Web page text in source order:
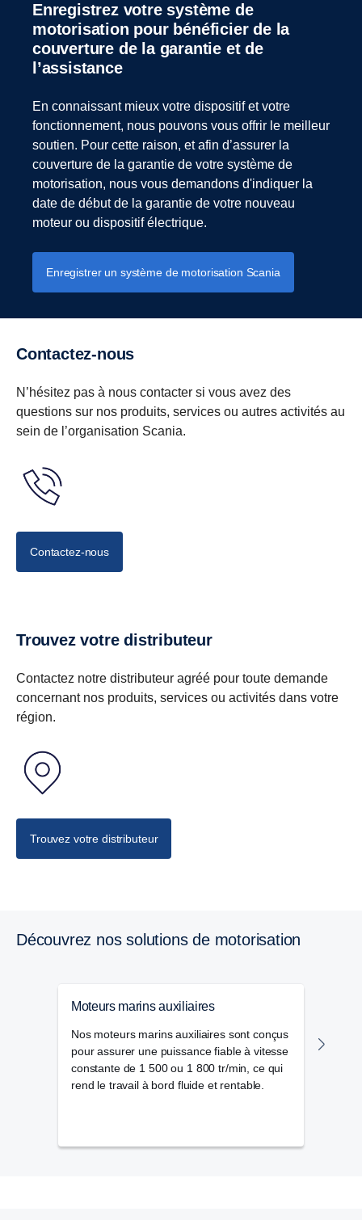
Enregistrez votre système de
motorisation pour bénéficier de la
couverture de la garantie et de
l’assistance
En connaissant mieux votre dispositif et votre
fonctionnement, nous pouvons vous offrir le meilleur
soutien. Pour cette raison, et afin d’assurer la
couverture de la garantie de votre système de
motorisation, nous vous demandons d'indiquer la
date de début de la garantie de votre nouveau
moteur ou dispositif électrique.
Enregistrer un système de motorisation Scania
Contactez-nous
N’hésitez pas à nous contacter si vous avez des
questions sur nos produits, services ou autres activités au
sein de l’organisation Scania.
Contactez-nous
Trouvez votre distributeur
Contactez notre distributeur agréé pour toute demande
concernant nos produits, services ou activités dans votre
région.
Trouvez votre distributeur
Découvrez nos solutions de motorisation
Moteurs marins auxiliaires
Nos moteurs marins auxiliaires sont conçus
pour assurer une puissance fiable à vitesse
constante de 1 500 ou 1 800 tr/min, ce qui
rend le travail à bord fluide et rentable.